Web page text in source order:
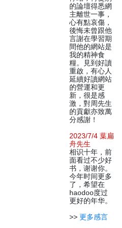
的論壇得悉網
主離世一事，
心有點哀傷，
後悔未曾跟他
言謝在學習期
間他的網站是
我的精神食
糧。見到好讀
重啟，有心人
延續好讀網站
的營運和更
新，很是感
激，對周先生
的貢獻亦致萬
分感謝！
2023/7/4 葉扁
舟先生
相识十年，前
面看过不少好
书，谢谢你。
今年时间更多
了，希望在
haodoo度过
更好的年华。
>> 更多感言